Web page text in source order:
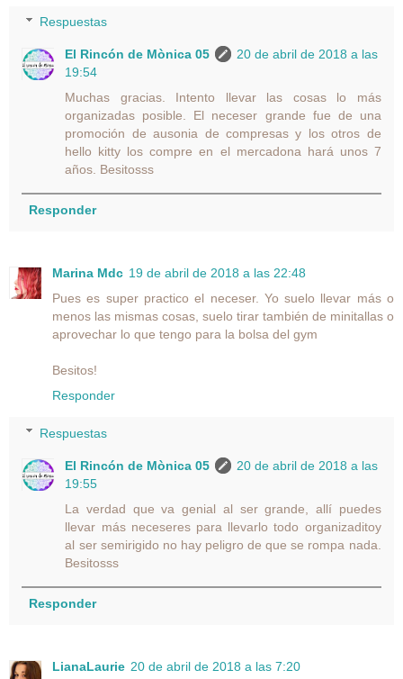
Respuestas
El Rincón de Mònica 05
20 de abril de 2018 a las
19:54
Muchas gracias. Intento llevar las cosas lo más
organizadas posible. El neceser grande fue de una
promoción de ausonia de compresas y los otros de
hello kitty los compre en el mercadona hará unos 7
años. Besitosss
Responder
Marina Mdc 19 de abril de 2018 a las 22:48
Pues es super practico el neceser. Yo suelo llevar más o
menos las mismas cosas, suelo tirar también de minitallas o
aprovechar lo que tengo para la bolsa del gym
Besitos!
Responder
Respuestas
El Rincón de Mònica 05
20 de abril de 2018 a las
19:55
La verdad que va genial al ser grande, allí puedes
llevar más neceseres para llevarlo todo organizaditoy
al ser semirigido no hay peligro de que se rompa nada.
Besitosss
Responder
LianaLaurie 20 de abril de 2018 a las 7:20